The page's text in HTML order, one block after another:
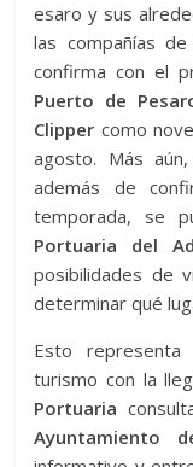
esaro y sus
las compañías
confirma con el
Puerto de
Clipper como
agosto. Más
además de
temporada, se
Portuaria del
posibilidades de
determinar qué
Esto
turismo con la
Portuaria
Ayuntamiento